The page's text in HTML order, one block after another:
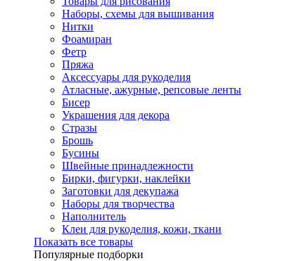
Наборы, схемы для вышивания
Нитки
Фоамиран
Фетр
Пряжа
Аксессуары для рукоделия
Атласные, ажурные, репсовые ленты
Бисер
Украшения для декора
Стразы
Брошь
Бусины
Швейные принадлежности
Бирки, фигурки, наклейки
Заготовки для декупажа
Наборы для творчества
Наполнитель
Клеи для рукоделия, кожи, ткани
Показать все товары
Популярные подборки